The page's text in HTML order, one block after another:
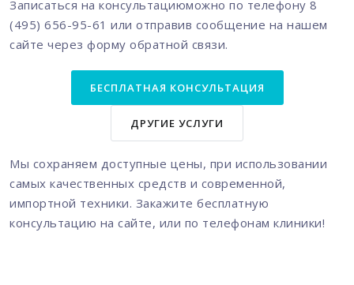
Записаться на консультациюможно по телефону 8
(495) 656-95-61 или отправив сообщение на нашем
сайте через форму обратной связи.
БЕСПЛАТНАЯ КОНСУЛЬТАЦИЯ
ДРУГИЕ УСЛУГИ
Мы сохраняем доступные цены, при использовании
самых качественных средств и современной,
импортной техники. Закажите бесплатную
консультацию на сайте, или по телефонам клиники!